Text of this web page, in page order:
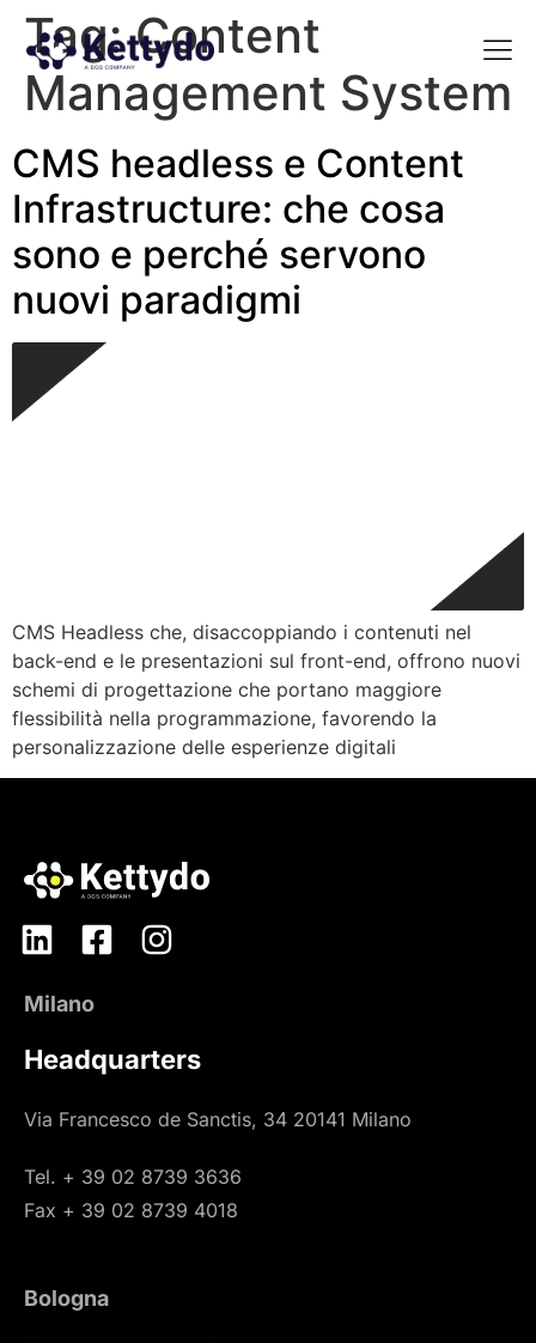
Tag:Content
Management System
CMS headless e Content
Infrastructure: che cosa
sono e perché servono
nuovi paradigmi
CMS Headless che, disaccoppiando i contenuti nel
back-end e le presentazioni sul front-end, offrono nuovi
schemi di progettazione che portano maggiore
flessibilità nella programmazione, favorendo la
personalizzazione delle esperienze digitali
Milano
Headquarters
Via Francesco de Sanctis, 34 20141 Milano
Tel. + 39 02 8739 3636
Fax + 39 02 8739 4018
Bologna